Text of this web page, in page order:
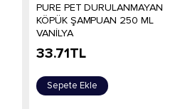
PURE PET DURULANMAYAN
KÖPÜK ŞAMPUAN 250 ML
VANİLYA
33.71TL
Sepete Ekle